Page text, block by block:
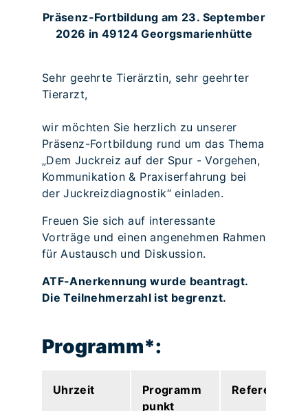
Präsenz-Fortbildung am 23. September
2026 in 49124 Georgsmarienhütte
Sehr geehrte Tierärztin, sehr geehrter
Tierarzt,
wir möchten Sie herzlich zu unserer
Präsenz-Fortbildung rund um das Thema
„Dem Juckreiz auf der Spur - Vorgehen,
Kommunikation & Praxiserfahrung bei
der Juckreizdiagnostik“ einladen.
Freuen Sie sich auf interessante
Vorträge und einen angenehmen Rahmen
für Austausch und Diskussion.
ATF-Anerkennung wurde beantragt.
Die Teilnehmerzahl ist begrenzt.
Programm*:
Uhrzeit
Programm
punkt
Referent: in